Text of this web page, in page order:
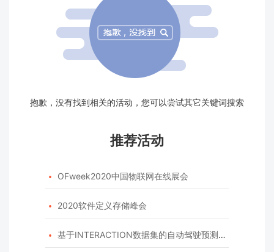
抱歉，没有找到相关的活动，您可以尝试其它关键词搜索
推荐活动
 OFweek2020中国物联网在线展会
 2020软件定义存储峰会
 基于INTERACTION数据集的自动驾驶预测模型挑战赛